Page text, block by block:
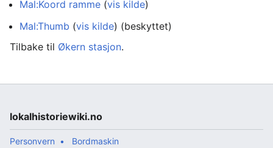
Mal:Koord ramme (vis kilde)
Mal:Thumb (vis kilde) (beskyttet)
Tilbake til Økern stasjon.
lokalhistoriewiki.no
Personvern Bordmaskin